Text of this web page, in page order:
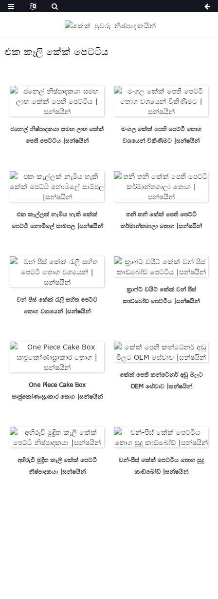
එක කෑලි කේක් පෙට්ටිය
ජනෙල් නිෂ්පාදකයා සමඟ ලාභ කේක්
පෙති පෙට්ටිය |සන්ෂයින්
මංගල කේක් පෙති පෙට්ටි තොග
වශයෙන් විකිණීමට |සන්ෂයින්
එක කෑල්ලක් නැමිය හැකි කේක්
පෙට්ටි නොමිලේ සාම්පල |සන්ෂයින්
තනි තනි කේක් පෙති පෙට්ටි
කර්මාන්තශාලා තොග |සන්ෂයින්
වන් පීස් කේක් රැලි සහිත පෙට්ටි
තොග වශයෙන් |සන්ෂයින්
ක්‍රාෆ්ට් වයිට් කේක් වන් පීස්
කාඩ්බෝඩ් පෙට්ටිය |සන්ෂයින්
One Piece Cake Box
සෘජුකෝණාස්‍රාකාර තොග |සන්ෂයින්
කේක් පෙති කන්ටේනර් අඩු මිලට
OEM සේවාව |සන්ෂයින්
අභිරුචි මුද්‍රිත කෑලි කේක් පෙට්ටි
නිෂ්පාදකයා |සන්ෂයින්
වන්-පීස් කේක් පෙට්ටිය තොග සුදු
කාඩ්බෝඩ් |සන්ෂයින්